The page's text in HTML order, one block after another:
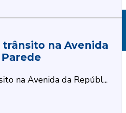
na Avenida
na Avenida da Repúbl...